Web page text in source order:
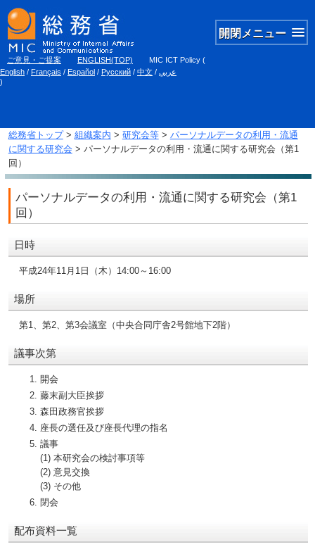
開閉メニュー
ご意見・ご提案 ENGLISH(TOP) MIC ICT Policy (
English / Français / Español / Русский / 中文 / عربي
)
総務省トップ> 組織案内 > 研究会等> パーソナルデータの利用・流通
に関する研究会 > パーソナルデータの利用・流通に関する研究会（第1
回）
パーソナルデータの利用・流通に関する研究会（第1
回）
日時
平成24年11月1日（木）14:00～16:00
場所
第1、第2、第3会議室（中央合同庁舎2号館地下2階）
議事次第
開会
藤末副大臣挨拶
森田政務官挨拶
座長の選任及び座長代理の指名
議事
(1) 本研究会の検討事項等
(2) 意見交換
(3) その他
閉会
配布資料一覧